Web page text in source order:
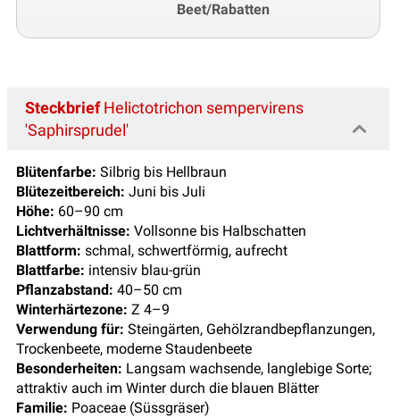
Beet/Rabatten
SteckbriefHelictotrichon sempervirens
'Saphirsprudel'
Blütenfarbe: Silbrig bis Hellbraun
Blütezeitbereich: Juni bis Juli
Höhe: 60–90 cm
Lichtverhältnisse: Vollsonne bis Halbschatten
Blattform: schmal, schwertförmig, aufrecht
Blattfarbe: intensiv blau-grün
Pflanzabstand: 40–50 cm
Winterhärtezone: Z 4–9
Verwendung für: Steingärten, Gehölzrandbepflanzungen,
Trockenbeete, moderne Staudenbeete
Besonderheiten: Langsam wachsende, langlebige Sorte;
attraktiv auch im Winter durch die blauen Blätter
Familie: Poaceae (Süssgräser)